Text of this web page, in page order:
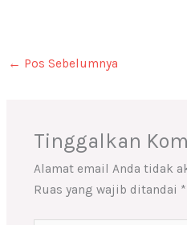
← Pos Sebelumnya
Tinggalkan
Alamat email Anda tidak
Ruas yang wajib ditandai *